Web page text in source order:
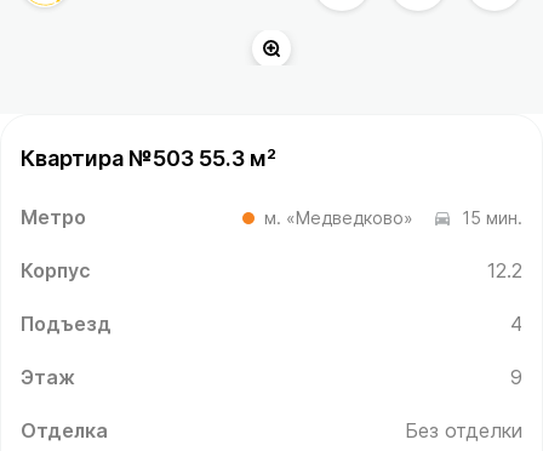
Квартира №503 55.3 м²
Метро м. «Медведково» 15 мин.
Корпус 12.2
Подъезд 4
Этаж 9
Отделка Без отделки